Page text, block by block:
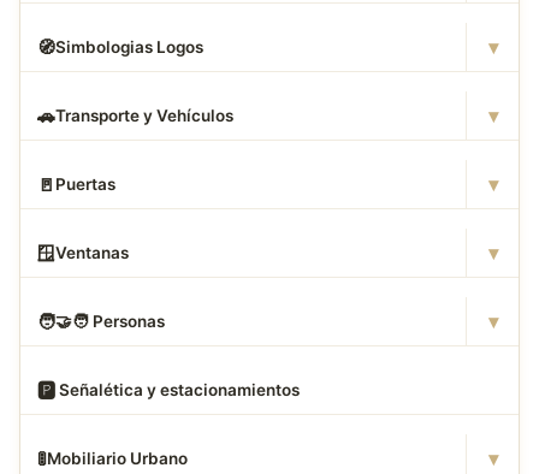
🧭Simbologias Logos ▾
🚗Transporte y Vehículos ▾
🚪 Puertas ▾
🪟Ventanas ▾
🧑‍🤝‍🧑 Personas ▾
🅿️ Señalética y estacionamientos
🚦Mobiliario Urbano ▾